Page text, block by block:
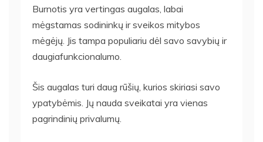
Burnotis yra vertingas augalas, labai
mėgstamas sodininkų ir sveikos mitybos
mėgėjų. Jis tampa populiariu dėl savo savybių ir
daugiafunkcionalumo.
Šis augalas turi daug rūšių, kurios skiriasi savo
ypatybėmis. Jų nauda sveikatai yra vienas
pagrindinių privalumų.